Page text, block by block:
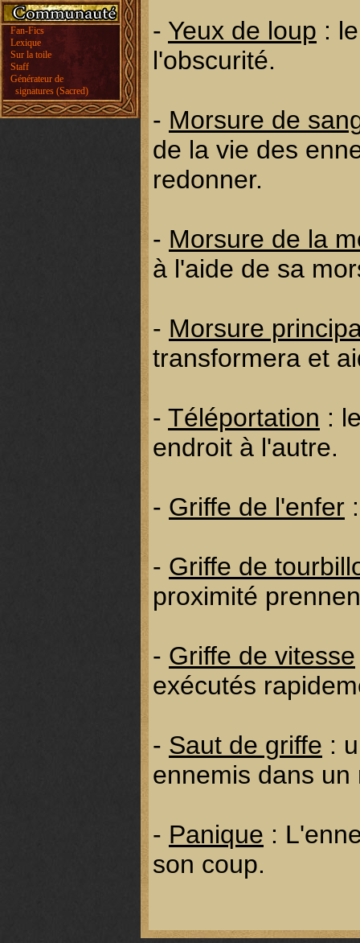
Fan-Fics
Lexique
Sur la toile
Staff
Générateur de
signatures (Sacred)
- Yeux de loup :
l'obscurité.
- Morsure de
de la vie des
redonner.
- Morsure de la
à l'aide de sa
- Morsure
transformera et
- Téléportation :
endroit à l'autre.
- Griffe de l'enfer
- Griffe de
proximité
- Griffe de vitesse
exécutés
- Saut de griffe :
ennemis dans un
- Panique :
son coup.